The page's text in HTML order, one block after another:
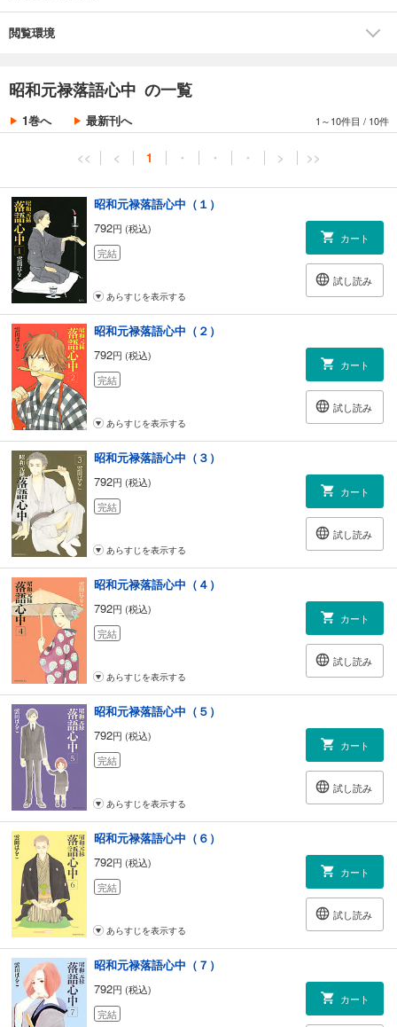
閲覧環境
昭和元禄落語心中 の一覧
1巻へ 最新刊へ 1～10件目 / 10件
<< < 1 ・ ・ ・ > >>
昭和元禄落語心中（１）
792円 (税込)
完結
カート
試し読み
あらすじを表示する
昭和元禄落語心中（２）
792円 (税込)
完結
カート
試し読み
あらすじを表示する
昭和元禄落語心中（３）
792円 (税込)
完結
カート
試し読み
あらすじを表示する
昭和元禄落語心中（４）
792円 (税込)
完結
カート
試し読み
あらすじを表示する
昭和元禄落語心中（５）
792円 (税込)
完結
カート
試し読み
あらすじを表示する
昭和元禄落語心中（６）
792円 (税込)
完結
カート
試し読み
あらすじを表示する
昭和元禄落語心中（７）
792円 (税込)
完結
カート